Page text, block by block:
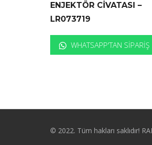
ENJEKTÖR CİVATASI –
LR073719
WHATSAPP'TAN SIPARIŞ
© 2022. Tüm hakları saklıdır!